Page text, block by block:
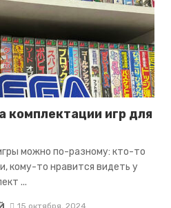
комплектации игр для
можно по-разному: кто-то
кому-то нравится видеть у
...